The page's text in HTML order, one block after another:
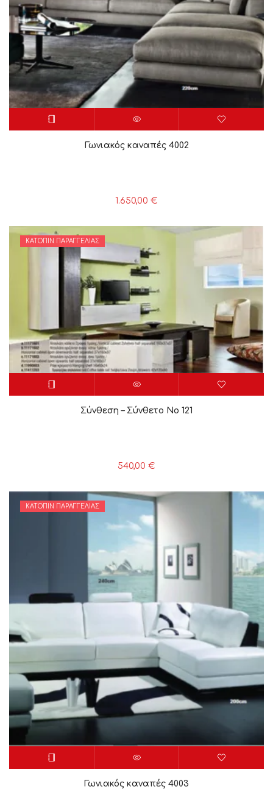
Γωνιακός καναπές 4002
1.650,00 €
ΚΑΤΌΠΙΝ ΠΑΡΑΓΓΕΛΊΑΣ
Σύνθεση – Σύνθετο Νο 121
540,00 €
ΚΑΤΌΠΙΝ ΠΑΡΑΓΓΕΛΊΑΣ
Γωνιακός καναπές 4003